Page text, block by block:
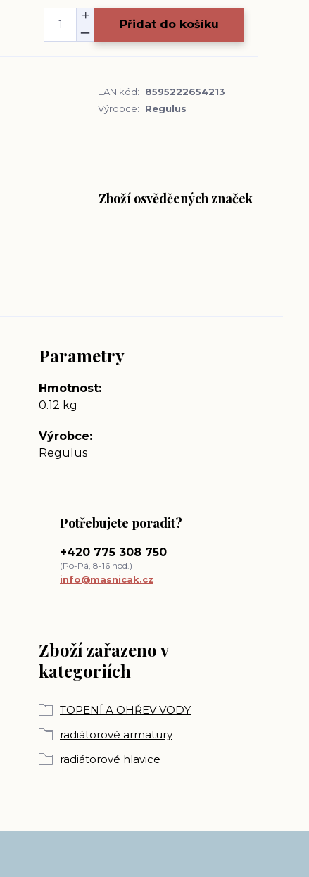
Přidat do košíku
EAN kód:
8595222654213
Výrobce: Regulus
Zboží osvědčených značek
Parametry
Hmotnost
0.12 kg
Výrobce
Regulus
Zboží zařazeno v
kategoriích
TOPENÍ A OHŘEV VODY
radiátorové armatury
radiátorové hlavice
Potřebujete poradit?
+420 775 308 750
(Po-Pá, 8-16 hod.)
info@masnicak.cz